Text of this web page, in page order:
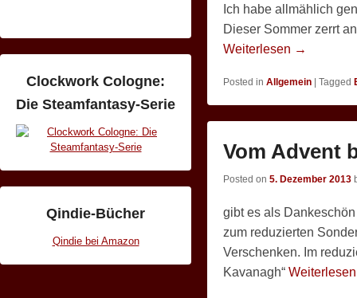
Ich habe allmählich
Dieser Sommer zerrt
Weiterlesen →
Posted in Allgemein | Tagged
Vom Advent
Posted on 5. Dezember 2013
gibt es als
zum reduzierten
Verschenken. Im
Kavanagh“
Clockwork Cologne:
Die Steamfantasy-Serie
Qindie-Bücher
Qindie bei Amazon